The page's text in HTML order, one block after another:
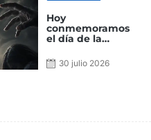
Hoy
conmemoramos
el día de la
trata de personas
30 julio 2026